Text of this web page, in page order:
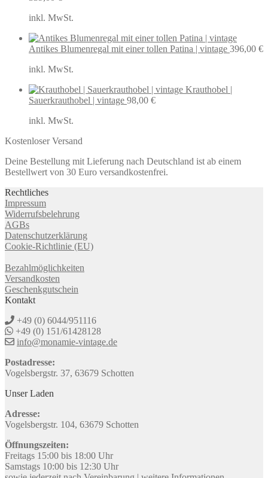
inkl. MwSt.
Antikes Blumenregal mit einer tollen Patina | vintage 396,00 €
inkl. MwSt.
Krauthobel |
Sauerkrauthobel | vintage 98,00 €
inkl. MwSt.
Kostenloser Versand
Deine Bestellung mit Lieferung nach Deutschland ist ab einem
Bestellwert von 30 Euro versandkostenfrei.
Rechtliches
Impressum
Widerrufsbelehrung
AGBs
Datenschutzerklärung
Cookie-Richtlinie (EU)
Bezahlmöglichkeiten
Versandkosten
Geschenkgutschein
Kontakt
+49 (0) 6044/951116
+49 (0) 151/61428128
info@monamie-vintage.de
Postadresse:
Vogelsbergstr. 37, 63679 Schotten
Unser Laden
Adresse:
Vogelsbergstr. 104, 63679 Schotten
Öffnungszeiten:
Freitags 15:00 bis 18:00 Uhr
Samstags 10:00 bis 12:30 Uhr